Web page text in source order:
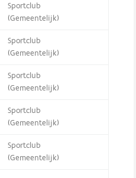
Sportclub
(Gemeentelijk)
Sportclub
(Gemeentelijk)
Sportclub
(Gemeentelijk)
Sportclub
(Gemeentelijk)
Sportclub
(Gemeentelijk)